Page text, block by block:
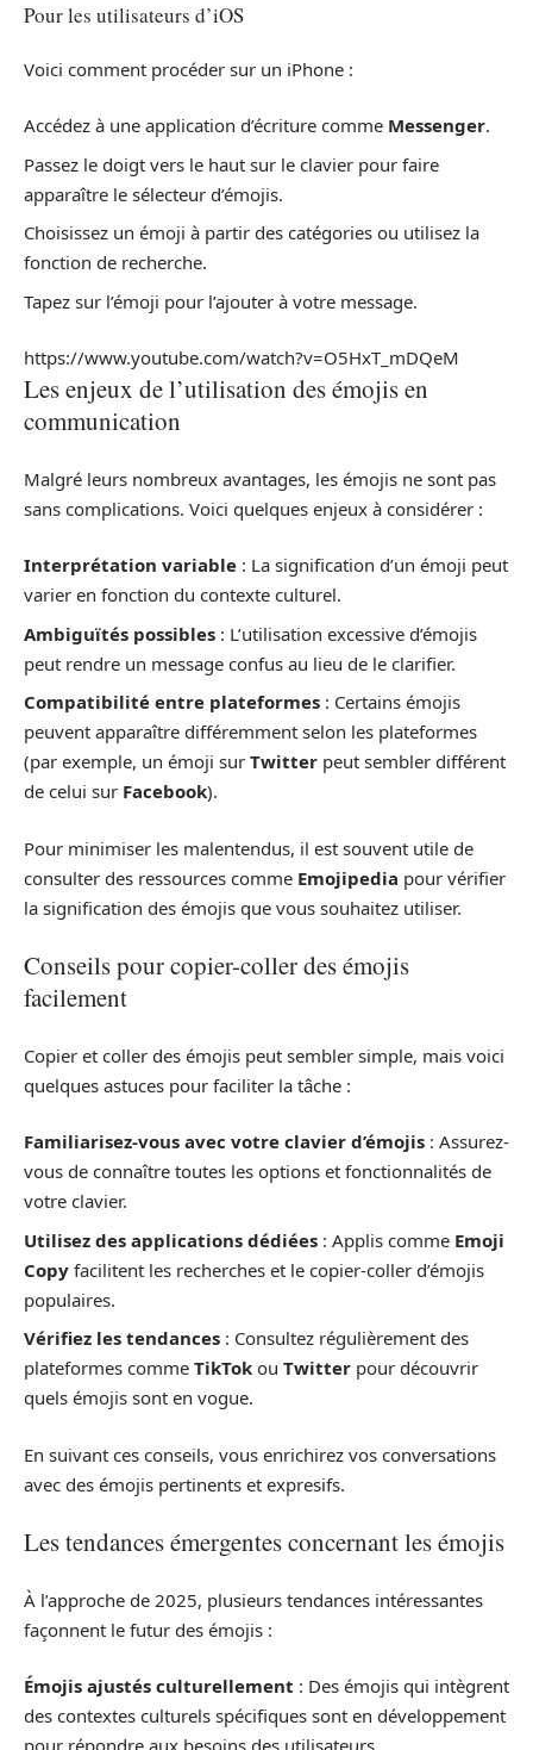
Pour les utilisateurs d’iOS
Voici comment procéder sur un iPhone :
Accédez à une application d’écriture comme Messenger.
Passez le doigt vers le haut sur le clavier pour faire
apparaître le sélecteur d’émojis.
Choisissez un émoji à partir des catégories ou utilisez la
fonction de recherche.
Tapez sur l’émoji pour l’ajouter à votre message.
https://www.youtube.com/watch?v=O5HxT_mDQeM
Les enjeux de l’utilisation des émojis en
communication
Malgré leurs nombreux avantages, les émojis ne sont pas
sans complications. Voici quelques enjeux à considérer :
Interprétation variable : La signification d’un émoji peut
varier en fonction du contexte culturel.
Ambiguïtés possibles : L’utilisation excessive d’émojis
peut rendre un message confus au lieu de le clarifier.
Compatibilité entre plateformes : Certains émojis
peuvent apparaître différemment selon les plateformes
(par exemple, un émoji sur Twitter peut sembler différent
de celui sur Facebook).
Pour minimiser les malentendus, il est souvent utile de
consulter des ressources comme Emojipedia pour vérifier
la signification des émojis que vous souhaitez utiliser.
Conseils pour copier-coller des émojis
facilement
Copier et coller des émojis peut sembler simple, mais voici
quelques astuces pour faciliter la tâche :
Familiarisez-vous avec votre clavier d’émojis : Assurez-
vous de connaître toutes les options et fonctionnalités de
votre clavier.
Utilisez des applications dédiées : Applis comme Emoji
Copy facilitent les recherches et le copier-coller d’émojis
populaires.
Vérifiez les tendances : Consultez régulièrement des
plateformes comme TikTok ou Twitter pour découvrir
quels émojis sont en vogue.
En suivant ces conseils, vous enrichirez vos conversations
avec des émojis pertinents et expresifs.
Les tendances émergentes concernant les émojis
À l’approche de 2025, plusieurs tendances intéressantes
façonnent le futur des émojis :
Émojis ajustés culturellement : Des émojis qui intègrent
des contextes culturels spécifiques sont en développement